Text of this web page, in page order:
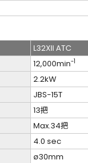
L32XII ATC
12,000min-1
2.2kW
JBS-15T
13把
Max.34把
4.0 sec
ø30mm